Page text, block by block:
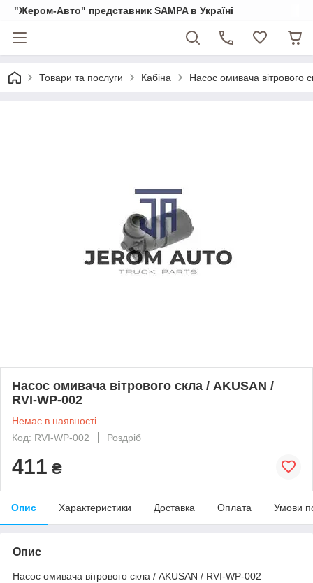
"Жером-Авто" представник SAMPA в Україні
Товари та послуги Кабіна Насос омивача вітрового
Насос омивача вітрового скла / AKUSAN /
RVI-WP-002
Немає в наявності
Код: RVI-WP-002
Роздріб
411 ₴
Опис Характеристики Доставка Оплата Умови
Опис
Насос омивача вітрового скла / AKUSAN / RVI-WP-002